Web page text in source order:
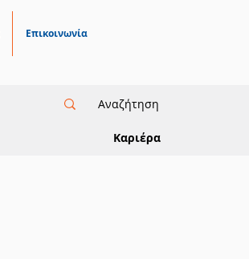
Επικοινωνία
Καριέρα